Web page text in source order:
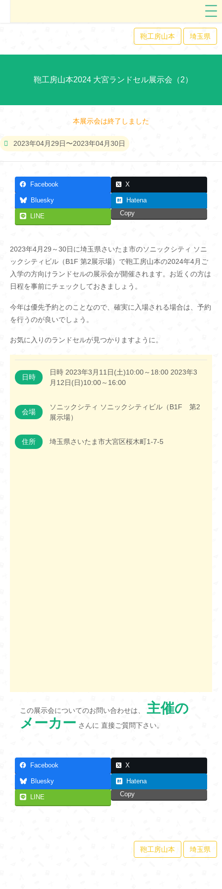
鞄工房山本 埼玉県
鞄工房山本2024 大宮ランドセル展示会（2）
本展示会は終了しました
2023年04月29日〜2023年04月30日
Facebook X
Bluesky Hatena
LINE Copy
2023年4月29～30日に埼玉県さいたま市のソニックシティ ソニ
ックシティビル（B1F 第2展示場）で鞄工房山本の2024年4月ご
入学の方向けランドセルの展示会が開催されます。お近くの方は
日程を事前にチェックしておきましょう。
今年は優先予約とのことなので、確実に入場される場合は、予約
を行うのが良いでしょう。
お気に入りのランドセルが見つかりますように。
日時
日時 2023年3月11日(土)10:00～18:00 2023年3
月12日(日)10:00～16:00
会場
ソニックシティ ソニックシティビル（B1F 第2
展示場）
住所 埼玉県さいたま市大宮区桜木町1-7-5
この展示会についてのお問い合わせは、 主催の
メーカー さんに 直接ご質問下さい。
Facebook X
Bluesky Hatena
LINE Copy
鞄工房山本 埼玉県